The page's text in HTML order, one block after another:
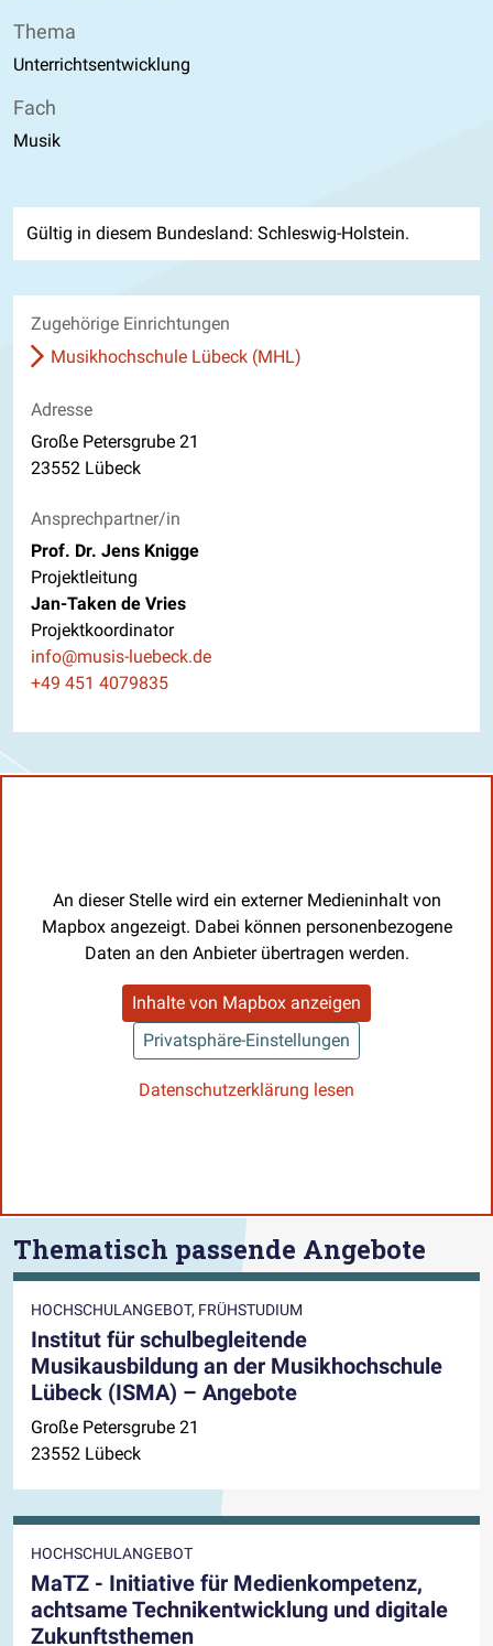
Thema
Unterrichtsentwicklung
Fach
Musik
Gültig in diesem Bundesland: Schleswig-Holstein.
Zugehörige Einrichtungen
Musikhochschule Lübeck (MHL)
Adresse
Große Petersgrube 21
23552 Lübeck
Ansprechpartner/in
Prof. Dr. Jens Knigge
Projektleitung
Jan-Taken de Vries
Projektkoordinator
E-Mail
info@musis-luebeck.de
Telefon
+49 451 4079835
An dieser Stelle wird ein externer Medieninhalt von
Mapbox angezeigt. Dabei können personenbezogene
Daten an den Anbieter übertragen werden.
Inhalte von Mapbox anzeigen
Privatsphäre-Einstellungen
Datenschutzerklärung lesen
Thematisch passende Angebote
HOCHSCHULANGEBOT, FRÜHSTUDIUM
Institut für schulbegleitende
Musikausbildung an der Musikhochschule
Lübeck (ISMA) – Angebote
Große Petersgrube 21
23552 Lübeck
HOCHSCHULANGEBOT
MaTZ - Initiative für Medienkompetenz,
achtsame Technikentwicklung und digitale
Zukunftsthemen